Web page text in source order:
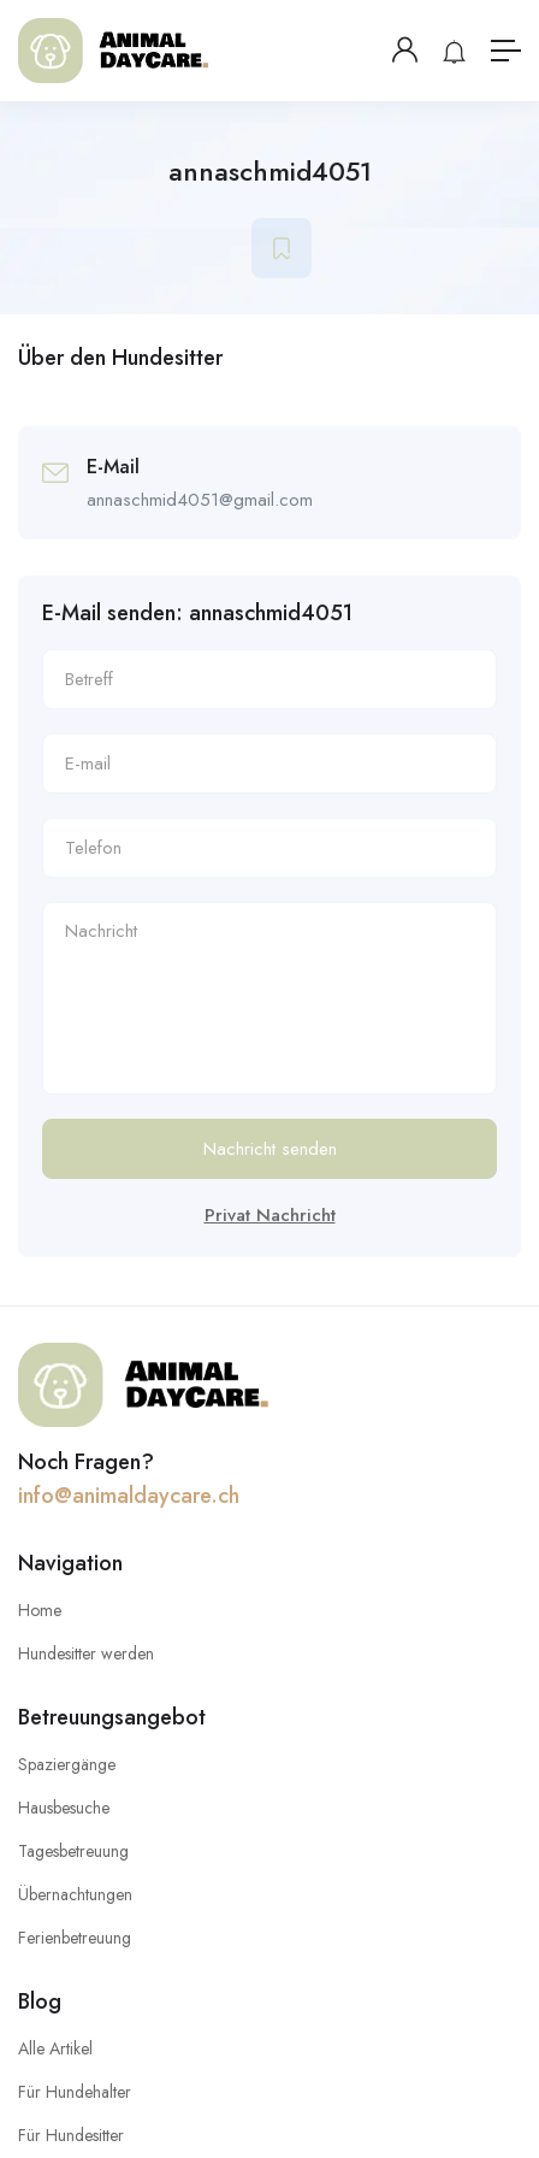
annaschmid4051
Über den Hundesitter
E-Mail
annaschmid4051@gmail.com
E-Mail senden: annaschmid4051
Nachricht senden
Privat Nachricht
Noch Fragen?
info@animaldaycare.ch
Navigation
Home
Hundesitter werden
Betreuungsangebot
Spaziergänge
Hausbesuche
Tagesbetreuung
Übernachtungen
Ferienbetreuung
Blog
Alle Artikel
Für Hundehalter
Für Hundesitter